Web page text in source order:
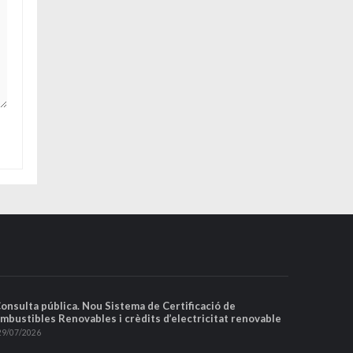
pública. Nou Sistema de Certificació de
Renovables i crèdits d’electricitat renovable
07/2026